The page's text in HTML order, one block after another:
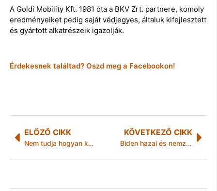
A Goldi Mobility Kft. 1981 óta a BKV Zrt. partnere, komoly
eredményeiket pedig saját védjegyes, általuk kifejlesztett
és gyártott alkatrészeik igazolják.
Érdekesnek találtad? Oszd meg a Facebookon!
ELŐZŐ CIKK
Nem tudja hogyan került hozzá a sporttársa mobiltelefonja
KÖVETKEZŐ CIKK
Biden hazai és nemzetközi lépései